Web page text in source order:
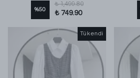
%50
₺ 1,499.80
₺ 749.90
Tükendi